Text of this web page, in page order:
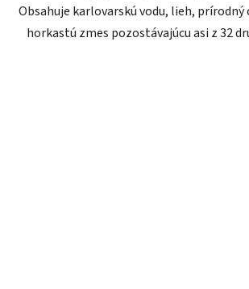
Obsahuje karlovarskú vodu, lieh, prírodný
horkastú zmes pozostávajúcu asi z 32